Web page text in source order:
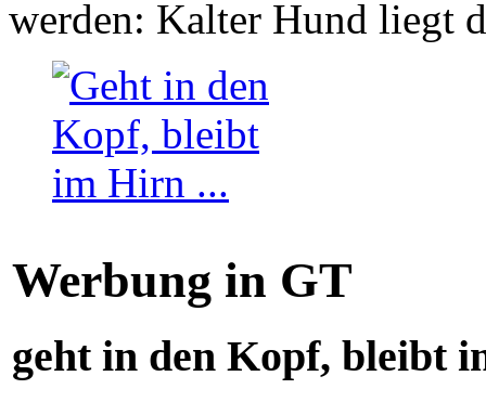
werden: Kalter Hund liegt
Werbung in GT
geht in den Kopf, bleibt